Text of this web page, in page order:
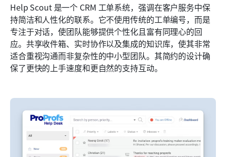
Help Scout 是一个 CRM 工单系统，强调在客户服务中保
持简洁和人性化的联系。它不使用传统的工单编号，而是
专注于对话，使团队能够提供个性化且富有同理心的回
应。共享收件箱、实时协作以及集成的知识库，使其非常
适合重视沟通而非复杂性的中小型团队。其简约的设计确
保了更快的上手速度和更自然的支持互动。